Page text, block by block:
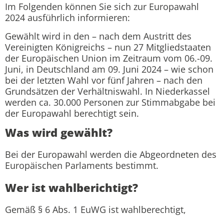
Im Folgenden können Sie sich zur Europawahl
2024 ausführlich informieren:
Gewählt wird in den – nach dem Austritt des
Vereinigten Königreichs – nun 27 Mitgliedstaaten
der Europäischen Union im Zeitraum vom 06.-09.
Juni, in Deutschland am 09. Juni 2024 – wie schon
bei der letzten Wahl vor fünf Jahren – nach den
Grundsätzen der Verhältniswahl. In Niederkassel
werden ca. 30.000 Personen zur Stimmabgabe bei
der Europawahl berechtigt sein.
Was wird gewählt?
Bei der Europawahl werden die Abgeordneten des
Europäischen Parlaments bestimmt.
Wer ist wahlberichtigt?
Gemäß § 6 Abs. 1 EuWG ist wahlberechtigt,